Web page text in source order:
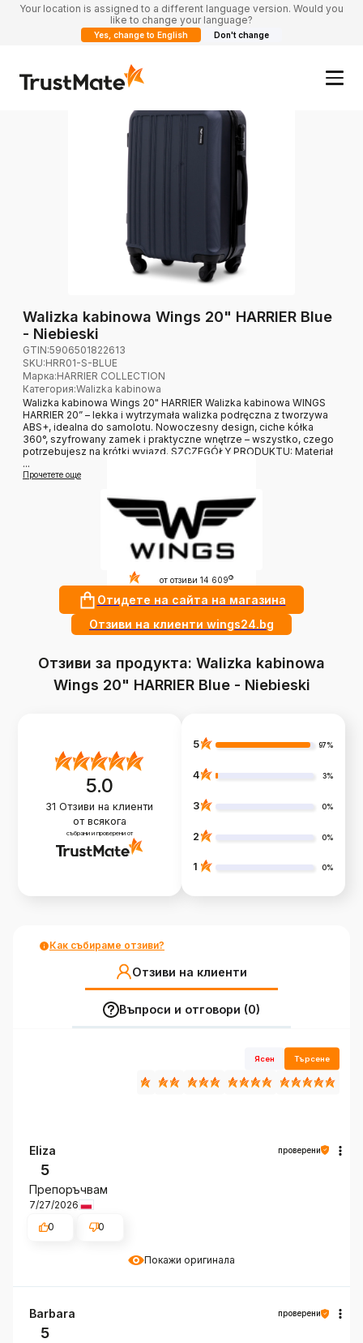
Your location is assigned to a different language version. Would you
like to change your language?
Yes, change to English Don't change
Walizka kabinowa Wings 20" HARRIER Blue
- Niebieski
GTIN:5906501822613
SKU:HRR01-S-BLUE
Марка:HARRIER COLLECTION
Категория:Walizka kabinowa
Walizka kabinowa Wings 20" HARRIER Walizka kabinowa WINGS
HARRIER 20” – lekka i wytrzymała walizka podręczna z tworzywa
ABS+, idealna do samolotu. Nowoczesny design, ciche kółka
360°, szyfrowany zamek i praktyczne wnętrze – wszystko, czego
potrzebujesz na krótki wyjazd. SZCZEGÓŁY PRODUKTU: Materiał
...
Прочетете още
4.9от отзиви 14 609 ?
Отидете на сайта на магазина
Отзиви на клиенти wings24.bg
Отзиви за продукта: Walizka kabinowa
Wings 20" HARRIER Blue - Niebieski
5.0
31 Отзиви на клиенти
от всякога
събрани и проверени от
5 97%
4 3%
3 0%
2 0%
1 0%
Как събираме отзиви?
Отзиви на клиенти
Въпроси и отговори (0)
Ясен Търсене
Покажи оригинала
Eliza проверени
5
Препоръчвам
7/27/2026
0
0
Barbara проверени
5